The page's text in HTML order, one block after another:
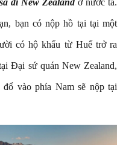
đi New Zealandở nước ta.
bạn có nộp hồ tại tại một
có hộ khẩu từ Huế trở ra
Đại sứ quán New Zealand,
vào phía Nam sẽ nộp tại